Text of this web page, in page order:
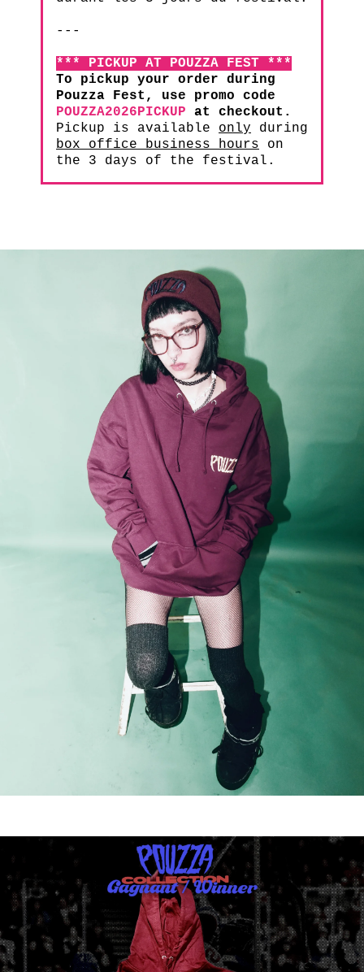
---
*** PICKUP AT POUZZA FEST ***
To pickup your order during
Pouzza Fest, use promo code
POUZZA2026PICKUP at checkout.
Pickup is available only during
box office business hours on
the 3 days of the festival.